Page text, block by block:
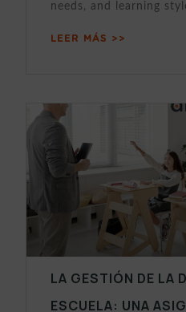
needs, and learning
LEER MÁS >>
LA GESTIÓN DE LA
ESCUELA: UNA